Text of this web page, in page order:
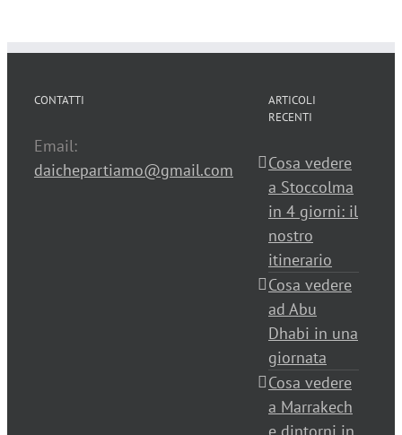
CONTATTI
Email:
daichepartiamo@gmail.com
ARTICOLI
RECENTI
Cosa vedere
a Stoccolma
in 4 giorni: il
nostro
itinerario
Cosa vedere
ad Abu
Dhabi in una
giornata
Cosa vedere
a Marrakech